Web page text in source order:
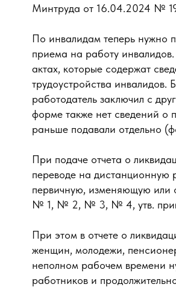
Минтруда от 16.04.2024 №
По инвалидам теперь нужно
приема на работу
актах, которые содержат
трудоустройства
работодатель заключил с
форме также нет сведений о
раньше подавали отдельно
При подаче отчета о
переводе на дистанционную
первичную, изменяющую или
№ 1, № 2, № 3, № 4, утв.
При этом в отчете о
женщин, молодежи,
неполном рабочем времени
работников и